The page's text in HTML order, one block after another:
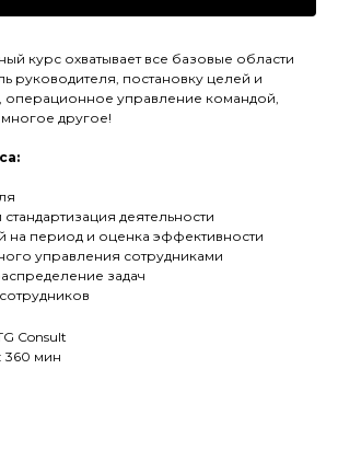
курс охватывает все базовые области
руководителя, постановку целей и
операционное управление командой,
другое!
деятельности
на период и оценка эффективности
управления сотрудниками
задач
Consult
360 мин